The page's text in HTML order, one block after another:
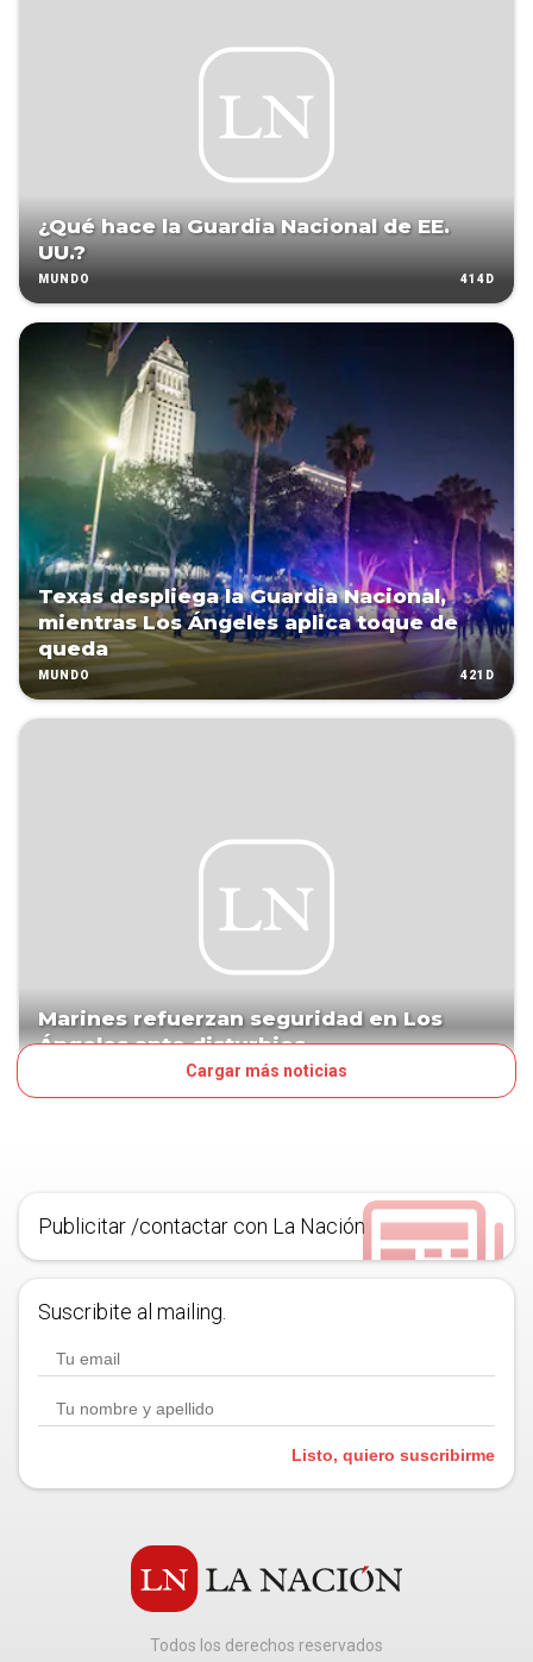
¿Qué hace la Guardia Nacional de EE.
UU.?
MUNDO 414D
Texas despliega la Guardia Nacional,
mientras Los Ángeles aplica toque de
queda
MUNDO 421D
Marines refuerzan seguridad en Los
Ángeles ante disturbios
Cargar más noticias
Publicitar /contactar con La Nación
Suscribite al mailing.
Listo, quiero suscribirme
Todos los derechos reservados